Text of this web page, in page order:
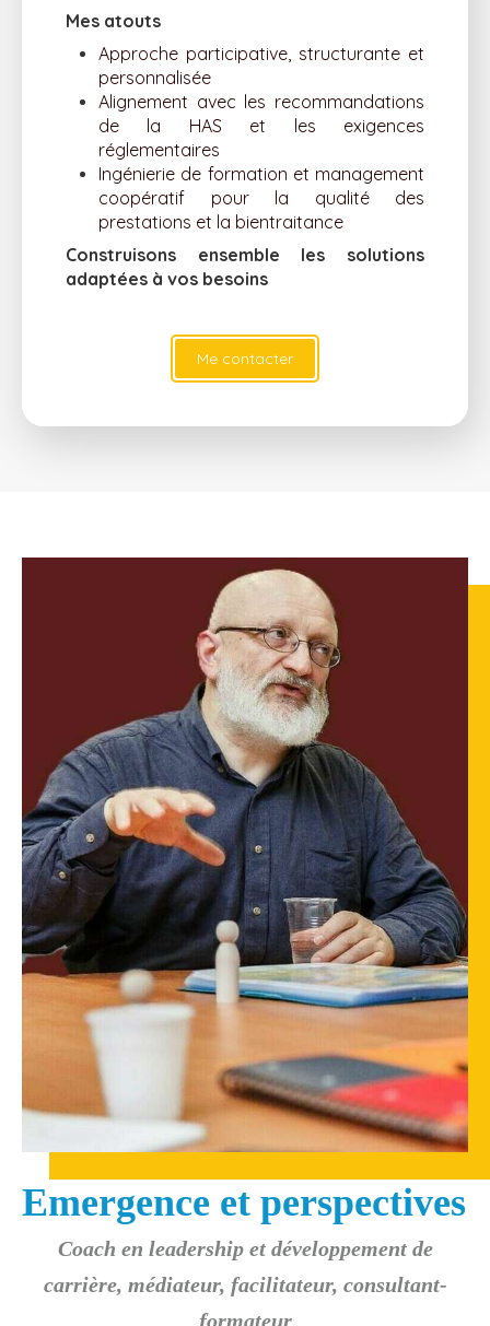
Mes atouts
Approche participative, structurante et
personnalisée
Alignement avec les recommandations
de la HAS et les exigences
réglementaires
Ingénierie de formation et management
coopératif pour la qualité des
prestations et la bientraitance
Construisons ensemble les solutions
adaptées à vos besoins
Me contacter
Emergence et perspectives
Coach en leadership et développement de
carrière, médiateur, facilitateur, consultant-
formateur